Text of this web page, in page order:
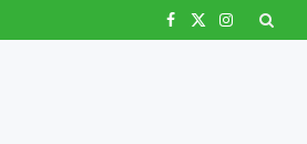
Facebook
X
Instagram